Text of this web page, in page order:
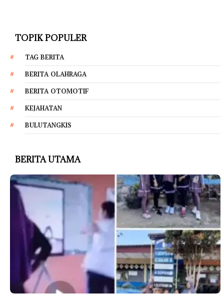
TOPIK POPULER
TAG BERITA
BERITA OLAHRAGA
BERITA OTOMOTIF
KEJAHATAN
BULUTANGKIS
BERITA UTAMA